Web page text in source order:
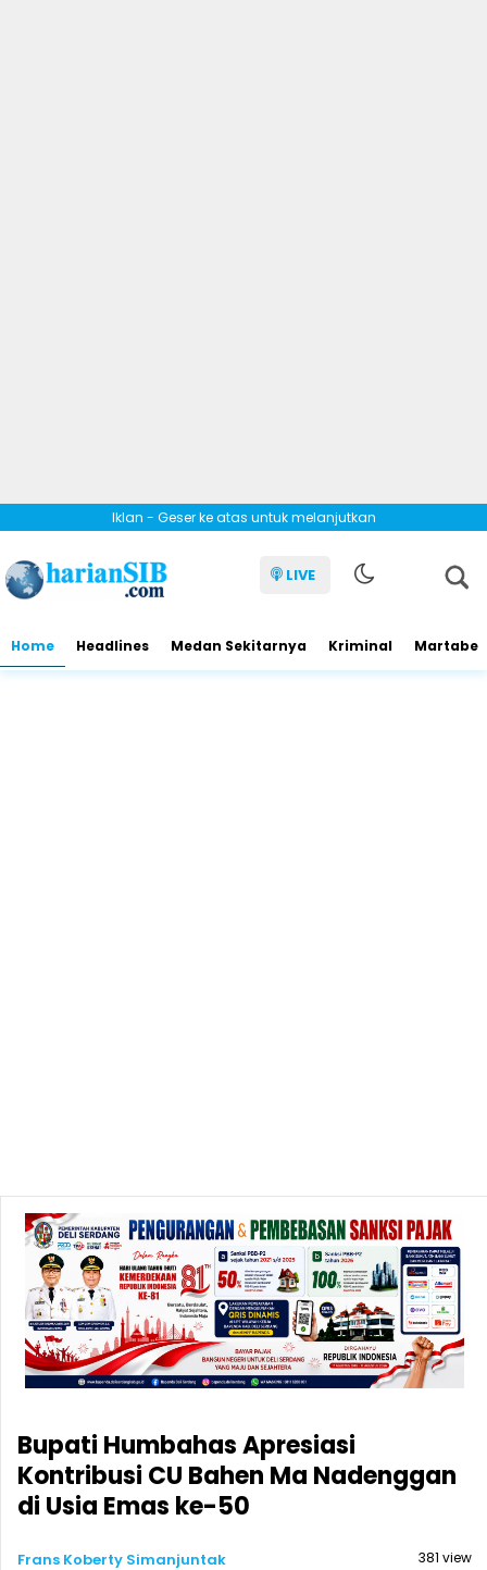
Iklan - Geser ke atas untuk melanjutkan
LIVE
Home Headlines Medan Sekitarnya Kriminal Martabe
Bupati Humbahas Apresiasi
Kontribusi CU Bahen Ma Nadenggan
di Usia Emas ke-50
Frans Koberty Simanjuntak
381 view